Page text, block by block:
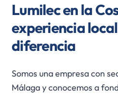
Lumilec en la
experiencia
diferencia
Somos una empresa con
Málaga y conocemos a